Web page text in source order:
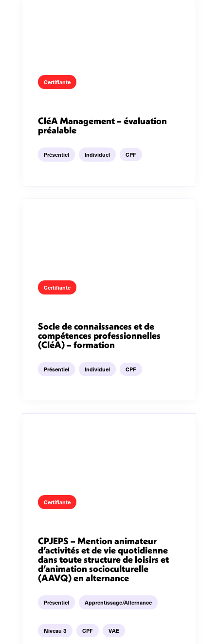
Certifiante
CléA Management – évaluation
préalable
Présentiel Individuel CPF
Certifiante
Socle de connaissances et de
compétences professionnelles
(CléA) – formation
Présentiel Individuel CPF
Certifiante
CPJEPS – Mention animateur
d’activités et de vie quotidienne
dans toute structure de loisirs et
d’animation socioculturelle
(AAVQ) en alternance
Présentiel Apprentissage/Alternance
Niveau 3 CPF VAE